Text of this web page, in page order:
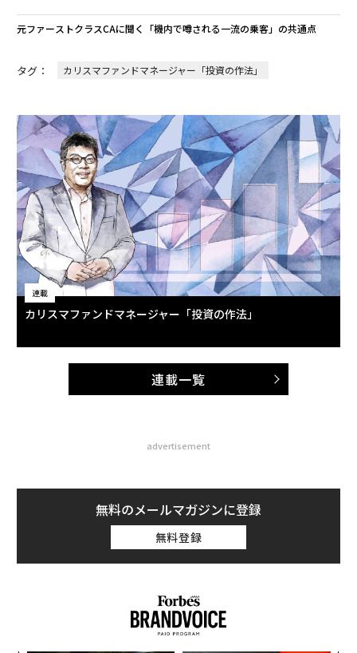
元ファーストクラスCAに聞く「機内で噂される一流の乗客」の共通点
タグ： カリスマファンドマネージャー「投資の作法」
連載
カリスマファンドマネージャー「投資の作法」
連載一覧
advertisement
無料のメールマガジンに登録
無料登録